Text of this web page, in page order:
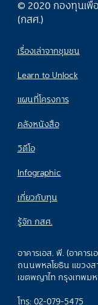
© 2020 กองทุนเพื่
(กสศ.)
เรื่องเล่าจากชุมชน
Learn to Unlock
แผนที่โครงการ
คลังหนังสือ
วิดีโอ
Infographic
เกี่ยวกับทุน
รู้จัก กสศ.
อาคารเอส. พี. (อาคาร
ถนนพหลโยธิน แขวงส
เขตพญาไท กรุงเทพม
โทร: 02-079-5475